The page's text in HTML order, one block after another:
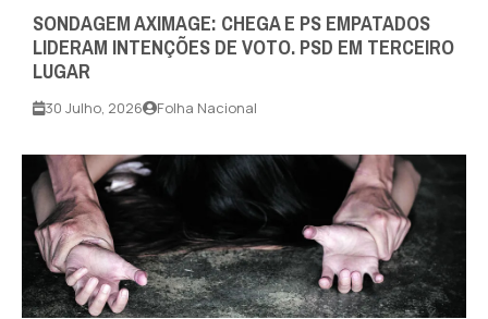
SONDAGEM AXIMAGE: CHEGA E PS EMPATADOS
LIDERAM INTENÇÕES DE VOTO. PSD EM TERCEIRO
LUGAR
30 Julho, 2026 Folha Nacional